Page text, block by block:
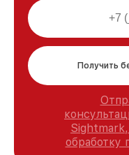
Получить
обработку